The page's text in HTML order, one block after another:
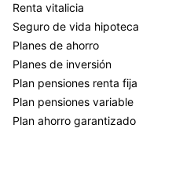
Renta vitalicia
Seguro de vida hipoteca
Planes de ahorro
Planes de inversión
Plan pensiones renta fija
Plan pensiones variable
Plan ahorro garantizado